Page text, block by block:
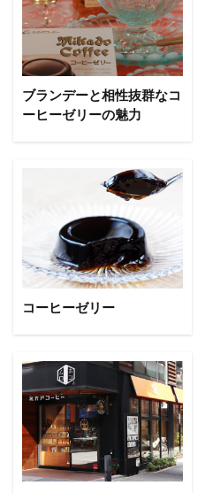
ブランデーと相性抜群なコ
ーヒーゼリーの魅力
コーヒーゼリー